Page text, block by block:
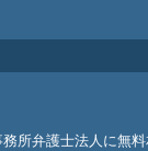
所弁護士法人に無料